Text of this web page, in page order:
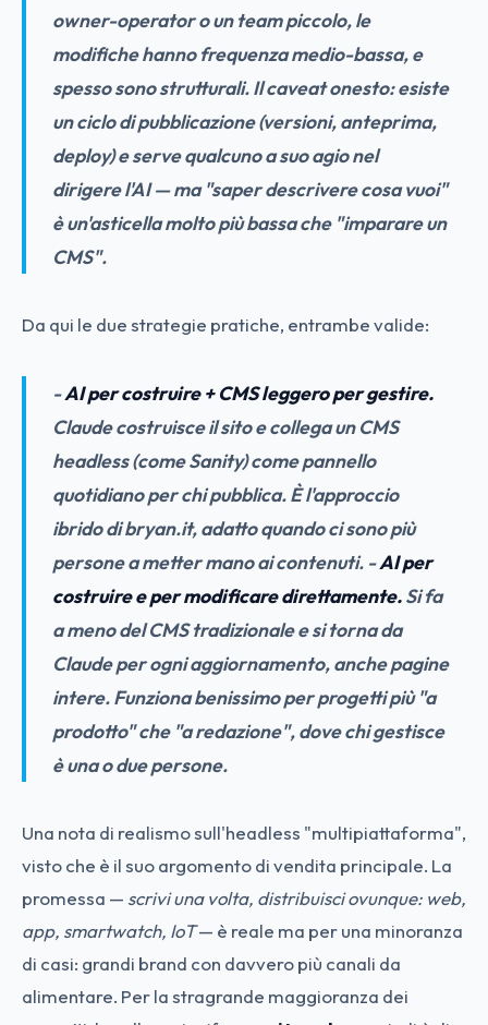
owner-operator o un team piccolo, le
modifiche hanno frequenza medio-bassa, e
spesso sono strutturali. Il caveat onesto: esiste
un ciclo di pubblicazione (versioni, anteprima,
deploy) e serve qualcuno a suo agio nel
dirigerel'AI — ma "saper descrivere cosa vuoi"
è un'asticella molto più bassa che "imparare un
CMS".
Da qui le due strategie pratiche, entrambe valide:
-AI per costruire + CMS leggero per gestire.
Claude costruisce il sito e collega un CMS
headless (come Sanity) come pannello
quotidiano per chi pubblica. È l'approccio
ibrido di bryan.it, adatto quando ci sono più
persone a metter mano ai contenuti. -AI per
costruire e per modificare direttamente.Si fa
a meno del CMS tradizionale e si torna da
Claude per ogni aggiornamento, anche pagine
intere. Funziona benissimo per progetti più "a
prodotto" che "a redazione", dove chi gestisce
è una o due persone.
Una nota di realismo sull'headless "multipiattaforma",
visto che è il suo argomento di vendita principale. La
promessa — scrivi una volta, distribuisci ovunque: web,
app, smartwatch, IoT— è reale ma per una minoranza
di casi: grandi brand con davvero più canali da
alimentare. Per la stragrande maggioranza dei